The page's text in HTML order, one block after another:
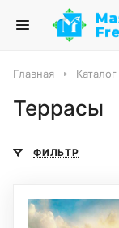
Главная Каталог
Террасы
ФИЛЬТР